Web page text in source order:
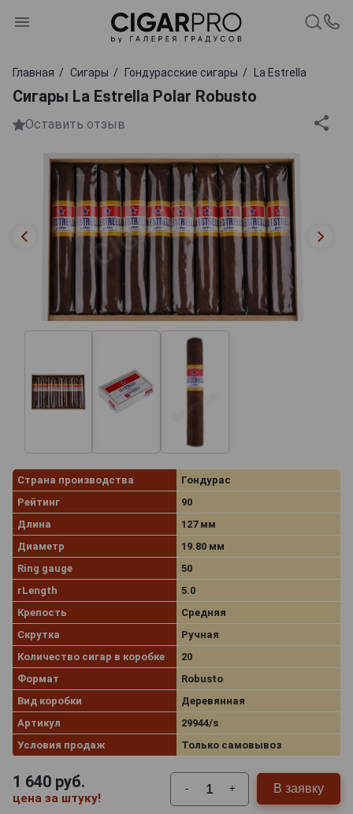
Главная Сигары Гондурасские сигары La Estrella
Сигары La Estrella Polar Robusto
Оставить отзыв
Страна производства
Гондурас
Рейтинг
90
Длина
127 мм
Диаметр
19.80 мм
Ring gauge
50
rLength
5.0
Крепость
Средняя
Скрутка
Ручная
Количество сигар в коробке
20
Формат
Robusto
Вид коробки
Деревянная
Артикул
29944/s
Условия продаж
Только самовывоз
1 640 руб.
цена за штуку!
- + В заявку